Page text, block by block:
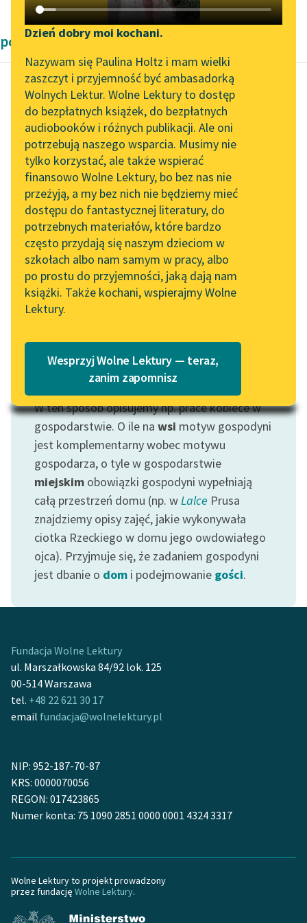
Katalog DAISY
Podkasty o książkach
Zgłoś brak utworu
Aktualności
„Prokurator Alicja Horn”
do słuchania
Byliśmy częścią AI Impact
Lab
Zapraszamy na spotkanie
online z tłumaczkami
literatury skandynawskiej
Spotkanie z Katarzyną
Tunkiel w Oslo
102. lata temu zmarł
Joseph Conrad
Lektury szkolne i klasyka
literatury do słuchania dla
uczennic i uczniów z
niepełnosprawnościami
E-kolekcja lektur
szkolnych i literatury do
słuchania dla uczennic i
uczniów z
niepełnosprawnościami
Feministyczne inspiracje.
Popularyzacja
skandynawskiej literatury
Kolekcje edukacyjne
twórców przechodzących
do domeny publicznej,
lektur szkolnych oraz
Starego Testamentu
Szkoła Poezji Wolnych
Lektur
Narzędzia
Mapa Wolnych Lektur
Leśmianator
Przewodnik dla piszących i
czytających
API
OAI-PMH
Widget Wolnych Lektur
Przypisy
Katalog w formacie PDF
O nas
O projekcie
Zespół
Dzień dobry moi kochani.
Nazywam się Paulina Holtz i mam wielki
zaszczyt i przyjemność być ambasadorką
Wolnych Lektur. Wolne Lektury to dostęp
do bezpłatnych książek, do bezpłatnych
audiobooków i różnych publikacji. Ale oni
potrzebują naszego wsparcia. Musimy nie
tylko korzystać, ale także wspierać
finansowo Wolne Lektury, bo bez nas nie
przeżyją, a my bez nich nie będziemy mieć
dostępu do fantastycznej literatury, do
potrzebnych materiałów, które bardzo
często przydają się naszym dzieciom w
szkołach albo nam samym w pracy, albo
po prostu do przyjemności, jaką dają nam
książki. Także kochani, wspierajmy Wolne
Lektury.
Wesprzyj Wolne Lektury — teraz,
zanim zapomnisz
powieści Bolesław Prus
Bolesław Prus
Lalka, tom drugi
Przypomniawszy
jednak sobie, że jest tu
z wizytą, szybko począł
się ubierać. Ledwie
skończył, delikatnie...
Czytaj więcej
Motyw: Gospodyni
W ten sposób opisujemy np. prace kobiece w
gospodarstwie. O ile na wsi motyw gospodyni
jest komplementarny wobec motywu
gospodarza, o tyle w gospodarstwie
miejskim obowiązki gospodyni wypełniają
całą przestrzeń domu (np. wLalce Prusa
znajdziemy opisy zajęć, jakie wykonywała
ciotka Rzeckiego w domu jego owdowiałego
ojca). Przyjmuje się, że zadaniem gospodyni
jest dbanie o dom i podejmowanie gości.
Fundacja Wolne Lektury
ul. Marszałkowska 84/92 lok. 125
00-514 Warszawa
tel. +48 22 621 30 17
email fundacja@wolnelektury.pl
NIP: 952-187-70-87
KRS: 0000070056
REGON: 017423865
Numer konta: 75 1090 2851 0000 0001 4324 3317
Wolne Lektury to projekt prowadzony
przez fundację Wolne Lektury.